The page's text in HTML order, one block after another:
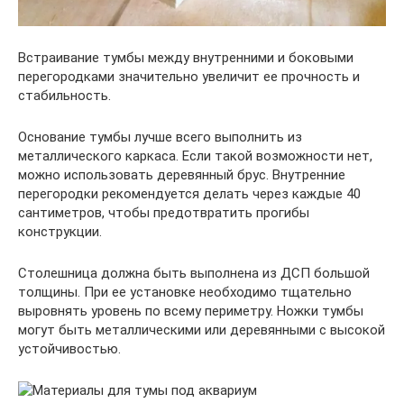
Встраивание тумбы между внутренними и боковыми
перегородками значительно увеличит ее прочность и
стабильность.
Основание тумбы лучше всего выполнить из
металлического каркаса. Если такой возможности нет,
можно использовать деревянный брус. Внутренние
перегородки рекомендуется делать через каждые 40
сантиметров, чтобы предотвратить прогибы
конструкции.
Столешница должна быть выполнена из ДСП большой
толщины. При ее установке необходимо тщательно
выровнять уровень по всему периметру. Ножки тумбы
могут быть металлическими или деревянными с высокой
устойчивостью.